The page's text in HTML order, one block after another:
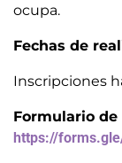
ocupa.
Fechas de
Inscripciones
Formulario
https://